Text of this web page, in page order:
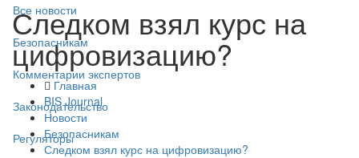
Все новости
Безопасникам
Комментарии экспертов
Законодательство
Регуляторы
Следком взял курс на
цифровизацию?
Главная
BIS Journal
Новости
Безопасникам
Следком взял курс на цифровизацию?